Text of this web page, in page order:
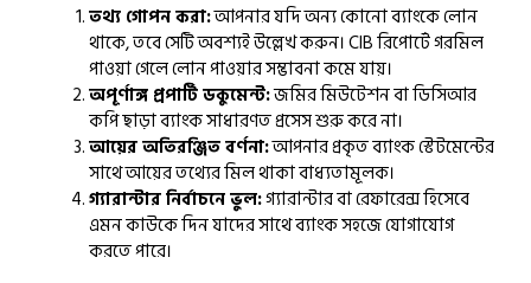
তথ্য গোপন করা:আপনার যদি অন্য কোনো ব্যাংকে লোন
থাকে, তবে সেটি অবশ্যই উল্লেখ করুন। CIB রিপোর্টে গরমিল
পাওয়া গেলে লোন পাওয়ার সম্ভাবনা কমে যায়।
অপূর্ণাঙ্গ প্রপার্টি ডকুমেন্ট:জমির মিউটেশন বা ডিসিআর
কপি ছাড়া ব্যাংক সাধারণত প্রসেস শুরু করে না।
আয়ের অতিরঞ্জিত বর্ণনা:আপনার প্রকৃত ব্যাংক স্টেটমেন্টের
সাথে আয়ের তথ্যের মিল থাকা বাধ্যতামূলক।
গ্যারান্টার নির্বাচনে ভুল:গ্যারান্টার বা রেফারেন্স হিসেবে
এমন কাউকে দিন যাদের সাথে ব্যাংক সহজে যোগাযোগ
করতে পারে।